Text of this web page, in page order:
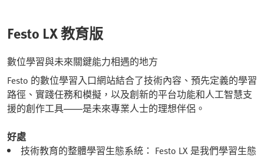
Festo LX 教育版
數位學習與未來關鍵能力相遇的地方
Festo 的數位學習入口網站結合了技術內容、預先定義的學習
路徑、實踐任務和模擬，以及創新的平台功能和人工智慧支
援的創作工具——是未來專業人士的理想伴侶。
好處
技術教育的整體學習生態系統： Festo LX 是我們學習生態